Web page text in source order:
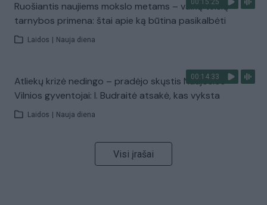
00:15:25
Ruošiantis naujiems mokslo metams – vaikų teisių
tarnybos primena: štai apie ką būtina pasikalbėti
Laidos Nauja diena
00:14:33
Atliekų krizė nedingo – pradėjo skųstis Naujosios
Vilnios gyventojai: I. Budraitė atsakė, kas vyksta
Laidos Nauja diena
Visi įrašai